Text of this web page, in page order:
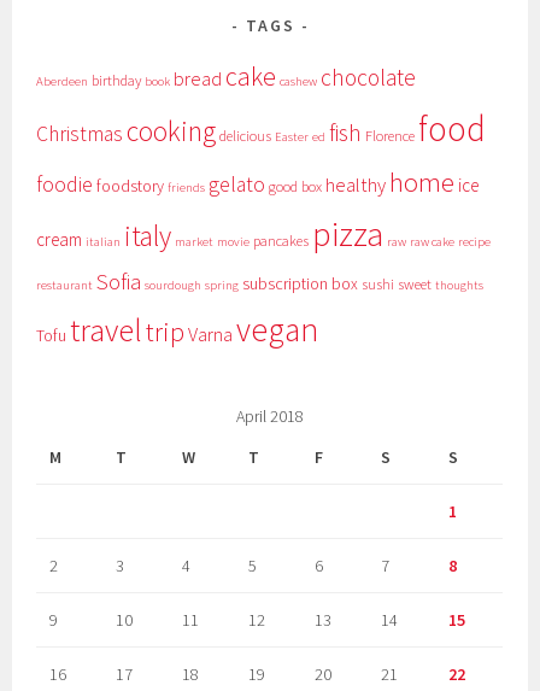
TAGS
Aberdeen birthday book bread cake cashew chocolate
Christmas cooking delicious Easter ed fish Florence food
foodie foodstory friends gelato good box healthyhome ice
cream italian italy market movie pancakes pizza raw raw cake recipe
restaurant Sofia sourdough spring subscription box sushi sweet thoughts
Tofu traveltrip Varna vegan
April 2018
M
T W T F S S
1
2 3 4 5 6 7 8
9 10 11 12 13 14 15
16 17 18 19 20 21 22